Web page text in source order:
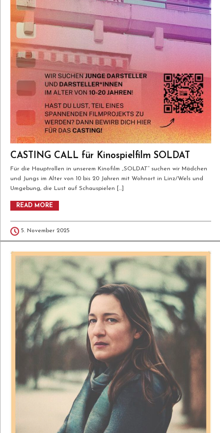
CASTING CALL für Kinospielfilm SOLDAT
Für die Hauptrollen in unserem Kinofilm „SOLDAT” suchen wir Mädchen
und Jungs im Alter von 10 bis 20 Jahren mit Wohnort in Linz/Wels und
Umgebung, die Lust auf Schauspielen […]
READ MORE
5. November 2025